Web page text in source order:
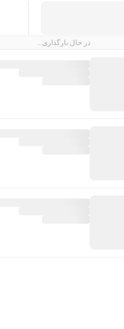
در حال بارگذاری...